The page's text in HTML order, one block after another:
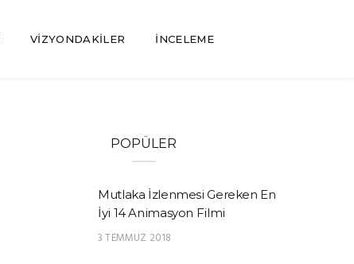
VIZYONDAKILER İNCELEME
POPÜLER
Mutlaka İzlenmesi Gereken En
İyi 14 Animasyon Filmi
3 TEMMUZ 2018